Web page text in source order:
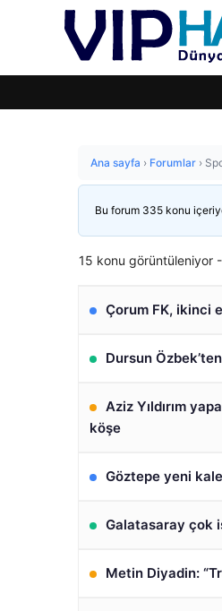
Ana sayfa › Forumlar ›
Bu forum 335 konu
15 konu görüntüleniyor
Çorum FK, ikinci
Dursun
Aziz Yıldırım
köşe
Göztepe yeni
Galatasaray çok
Metin Diyadin: